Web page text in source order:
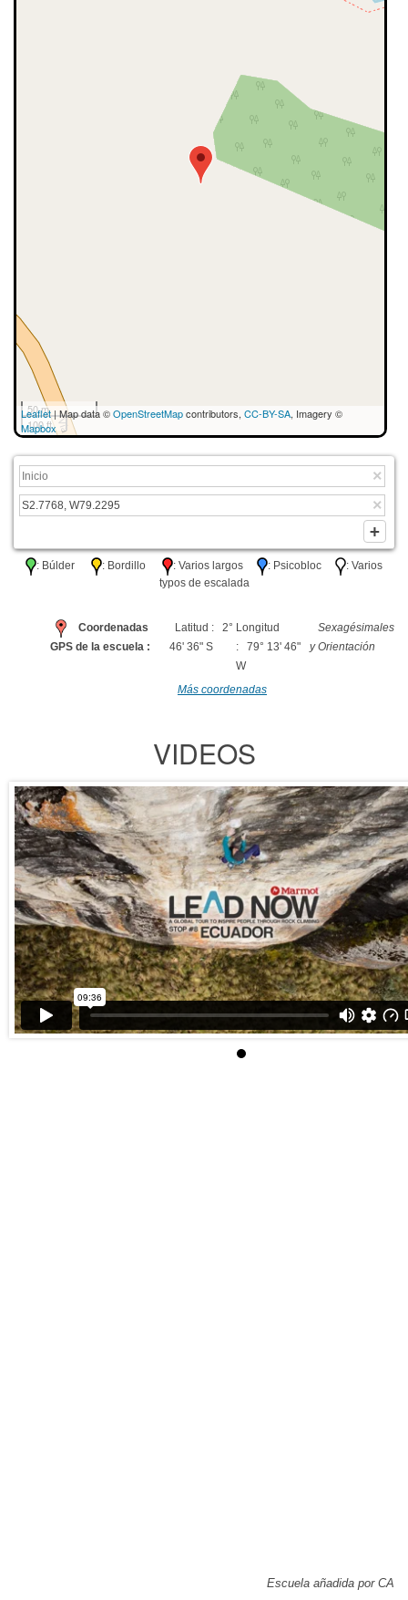
50 m
100 ft
Leaflet| Map data ©OpenStreetMapcontributors, CC-BY-SA, Imagery ©
Mapbox
: Búlder : Bordillo : Varios largos : Psicobloc
: Varios
typos de escalada
Coordenadas
GPS de la escuela :
Latitud : 2°
46' 36" S
Longitud
: 79° 13' 46"
W
Sexagésimales
y Orientación
Más coordenadas
VIDEOS
Escuela añadida por CA